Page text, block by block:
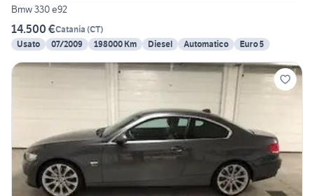
Bmw 330 e92
14.500 €Catania (CT)
Usato
07/2009 198000 Km Diesel Automatico Euro 5